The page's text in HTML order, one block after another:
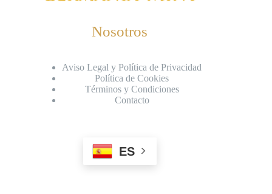
Nosotros
Aviso Legal y Política de Privacidad
Política de Cookies
Términos y Condiciones
Contacto
ES